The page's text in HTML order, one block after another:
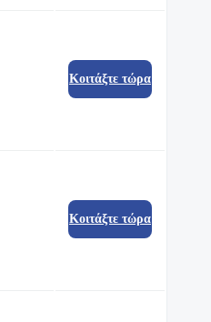
Κοιτάξτε τώρα
Κοιτάξτε τώρα